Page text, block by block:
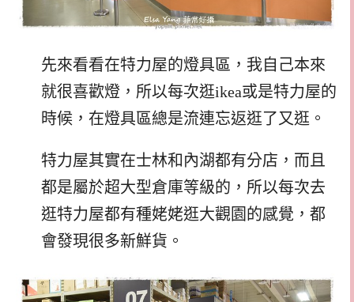
先來看看在特力屋的燈具區，我自己本來
就很喜歡燈，所以每次逛ikea或是特力屋的
時候，在燈具區總是流連忘返逛了又逛。
特力屋其實在士林和內湖都有分店，而且
都是屬於超大型倉庫等級的，所以每次去
逛特力屋都有種姥姥逛大觀園的感覺，都
會發現很多新鮮貨。